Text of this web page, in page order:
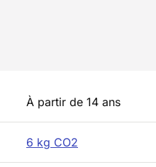
À partir de 14 ans
6 kg CO2